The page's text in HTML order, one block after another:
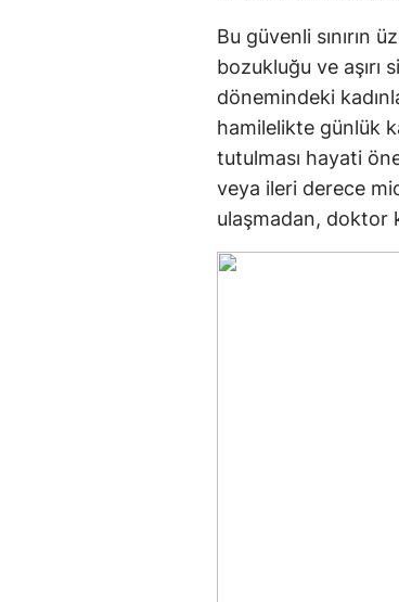
Bu güvenli sınırın
bozukluğu ve aşırı
dönemindeki
hamilelikte günlük
tutulması hayati
veya ileri derece
ulaşmadan, doktor